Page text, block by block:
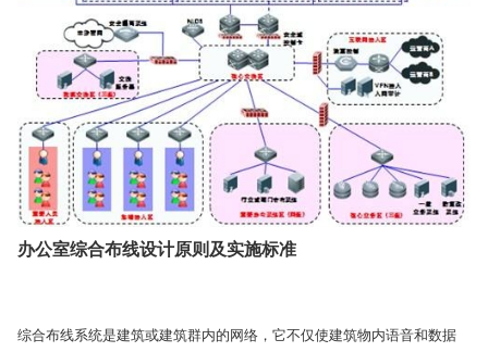
办公室综合布线设计原则及实施标准
综合布线系统是建筑或建筑群内的网络，它不仅使建筑物内语音和数据